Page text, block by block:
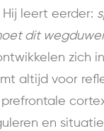
Hij leert eerder:
dit
zich
altijd voor
en